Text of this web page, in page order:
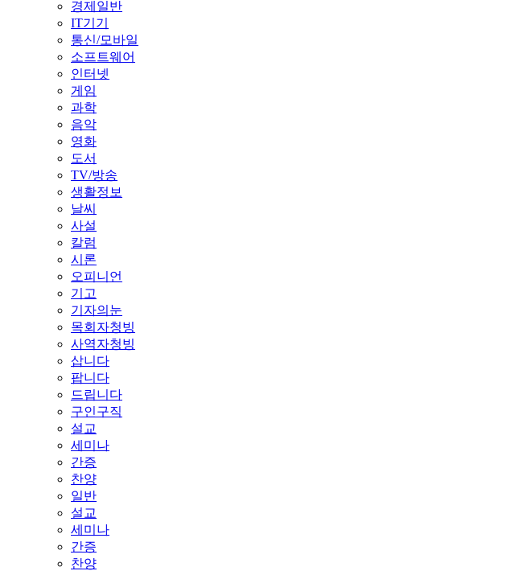
경제일반
IT기기
통신/모바일
소프트웨어
인터넷
게임
과학
음악
영화
도서
TV/방송
생활정보
날씨
사설
칼럼
시론
오피니언
기고
기자의눈
목회자청빙
사역자청빙
삽니다
팝니다
드립니다
구인구직
설교
세미나
간증
찬양
일반
설교
세미나
간증
찬양